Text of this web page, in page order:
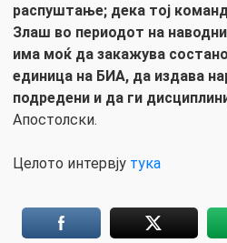
распуштање; дека тој
Злаш во периодот на
има моќ да закажува
единица на БИА, да издава
подредени и да ги
Апостолски.
Целото интервју тука